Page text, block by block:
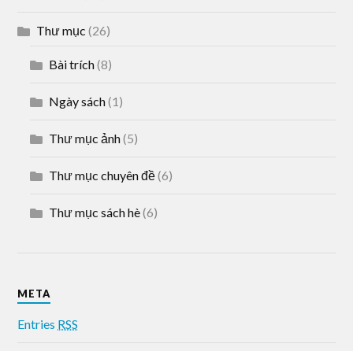
Thư mục (26)
Bài trích(8)
Ngày sách(1)
Thư mục ảnh(5)
Thư mục chuyên đề(6)
Thư mục sách hè(6)
META
Entries RSS